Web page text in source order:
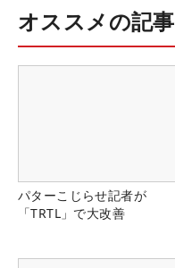
オススメの記事
パターこじらせ記者が
「TRTL」で大改善